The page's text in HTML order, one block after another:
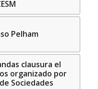
Pelham
clausura el
organizado por
Sociedades